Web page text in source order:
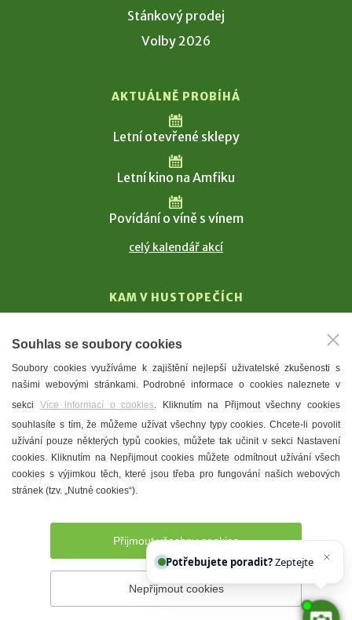
Stánkový prodej
Volby 2026
AKTUÁLNĚ PROBÍHÁ
Letní otevřené sklepy
Letní kino na Amfiku
Povídání o víně s vínem
celý kalendář akcí
KAM V HUSTOPEČÍCH
T. G. Masaryk
Mandloně
Ubytování
Restaurace
Městské muzeum a galerie
Denní meníčka
Prohlášení o přístupnosti Správce webu
Souhlas se soubory cookies
Soubory cookies využíváme k zajištění nejlepší uživatelské zkušenosti s
našimi webovými stránkami. Podrobné informace o cookies naleznete v
sekci Více informací o cookies. Kliknutím na Přijmout všechny cookies
souhlasíte s tím, že můžeme užívat všechny typy cookies. Chcete-li povolit
užívání pouze některých typů cookies, můžete tak učinit v sekci Nastavení
cookies. Kliknutím na Nepřijmout cookies můžete odmítnout užívání všech
cookies s výjimkou těch, které jsou třeba pro fungování našich webových
stránek (tzv. „Nutné cookies“).
Přijmout všechny cookies
Nepřijmout cookies
Potřebujete poradit? Zeptejte se našeh